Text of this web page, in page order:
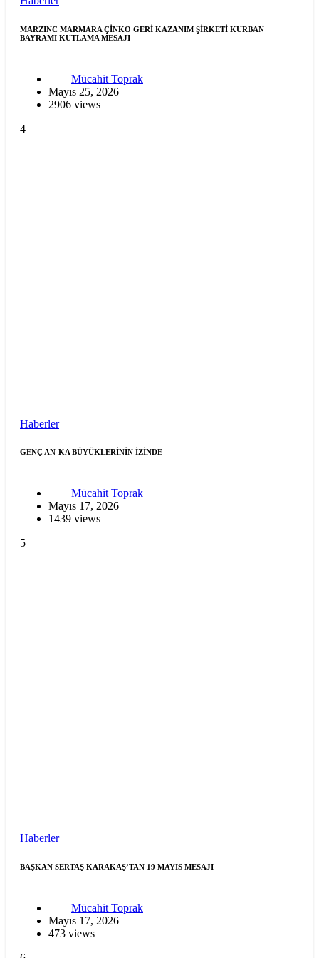
MARZINC MARMARA ÇİNKO GERİ KAZANIM ŞİRKETİ KURBAN
BAYRAMI KUTLAMA MESAJI
Mücahit Toprak
Mayıs 25, 2026
2906 views
4
Haberler
GENÇ AN-KA BÜYÜKLERİNİN İZİNDE
Mücahit Toprak
Mayıs 17, 2026
1439 views
5
Haberler
BAŞKAN SERTAŞ KARAKAŞ’TAN 19 MAYIS MESAJI
Mücahit Toprak
Mayıs 17, 2026
473 views